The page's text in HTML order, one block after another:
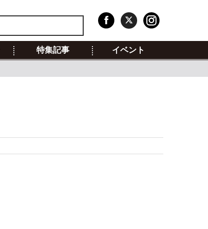
特集記事 イベント